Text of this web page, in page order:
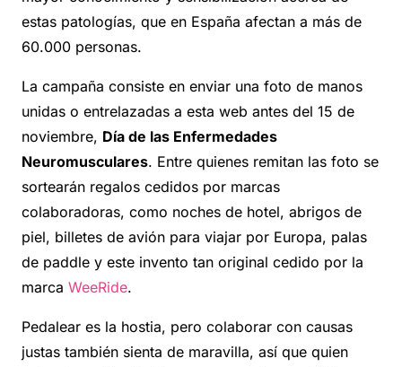
estas patologías, que en España afectan a más de
60.000 personas.
La campaña consiste en enviar una foto de manos
unidas o entrelazadas a esta web antes del 15 de
noviembre, Día de las Enfermedades
Neuromusculares. Entre quienes remitan las foto se
sortearán regalos cedidos por marcas
colaboradoras, como noches de hotel, abrigos de
piel, billetes de avión para viajar por Europa, palas
de paddle y este invento tan original cedido por la
marca WeeRide.
Pedalear es la hostia, pero colaborar con causas
justas también sienta de maravilla, así que quien